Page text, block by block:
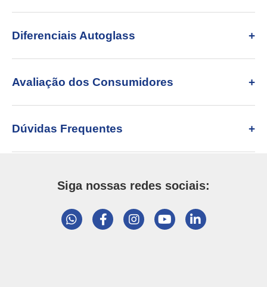
Diferenciais Autoglass
Avaliação dos Consumidores
Dúvidas Frequentes
Siga nossas redes sociais: